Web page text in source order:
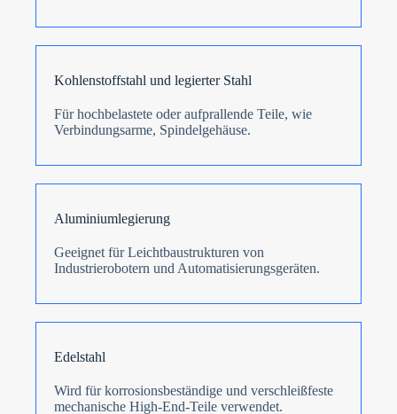
Kohlenstoffstahl und legierter Stahl
Für hochbelastete oder aufprallende Teile, wie
Verbindungsarme, Spindelgehäuse.
Aluminiumlegierung
Geeignet für Leichtbaustrukturen von
Industrierobotern und Automatisierungsgeräten.
Edelstahl
Wird für korrosionsbeständige und verschleißfeste
mechanische High-End-Teile verwendet.